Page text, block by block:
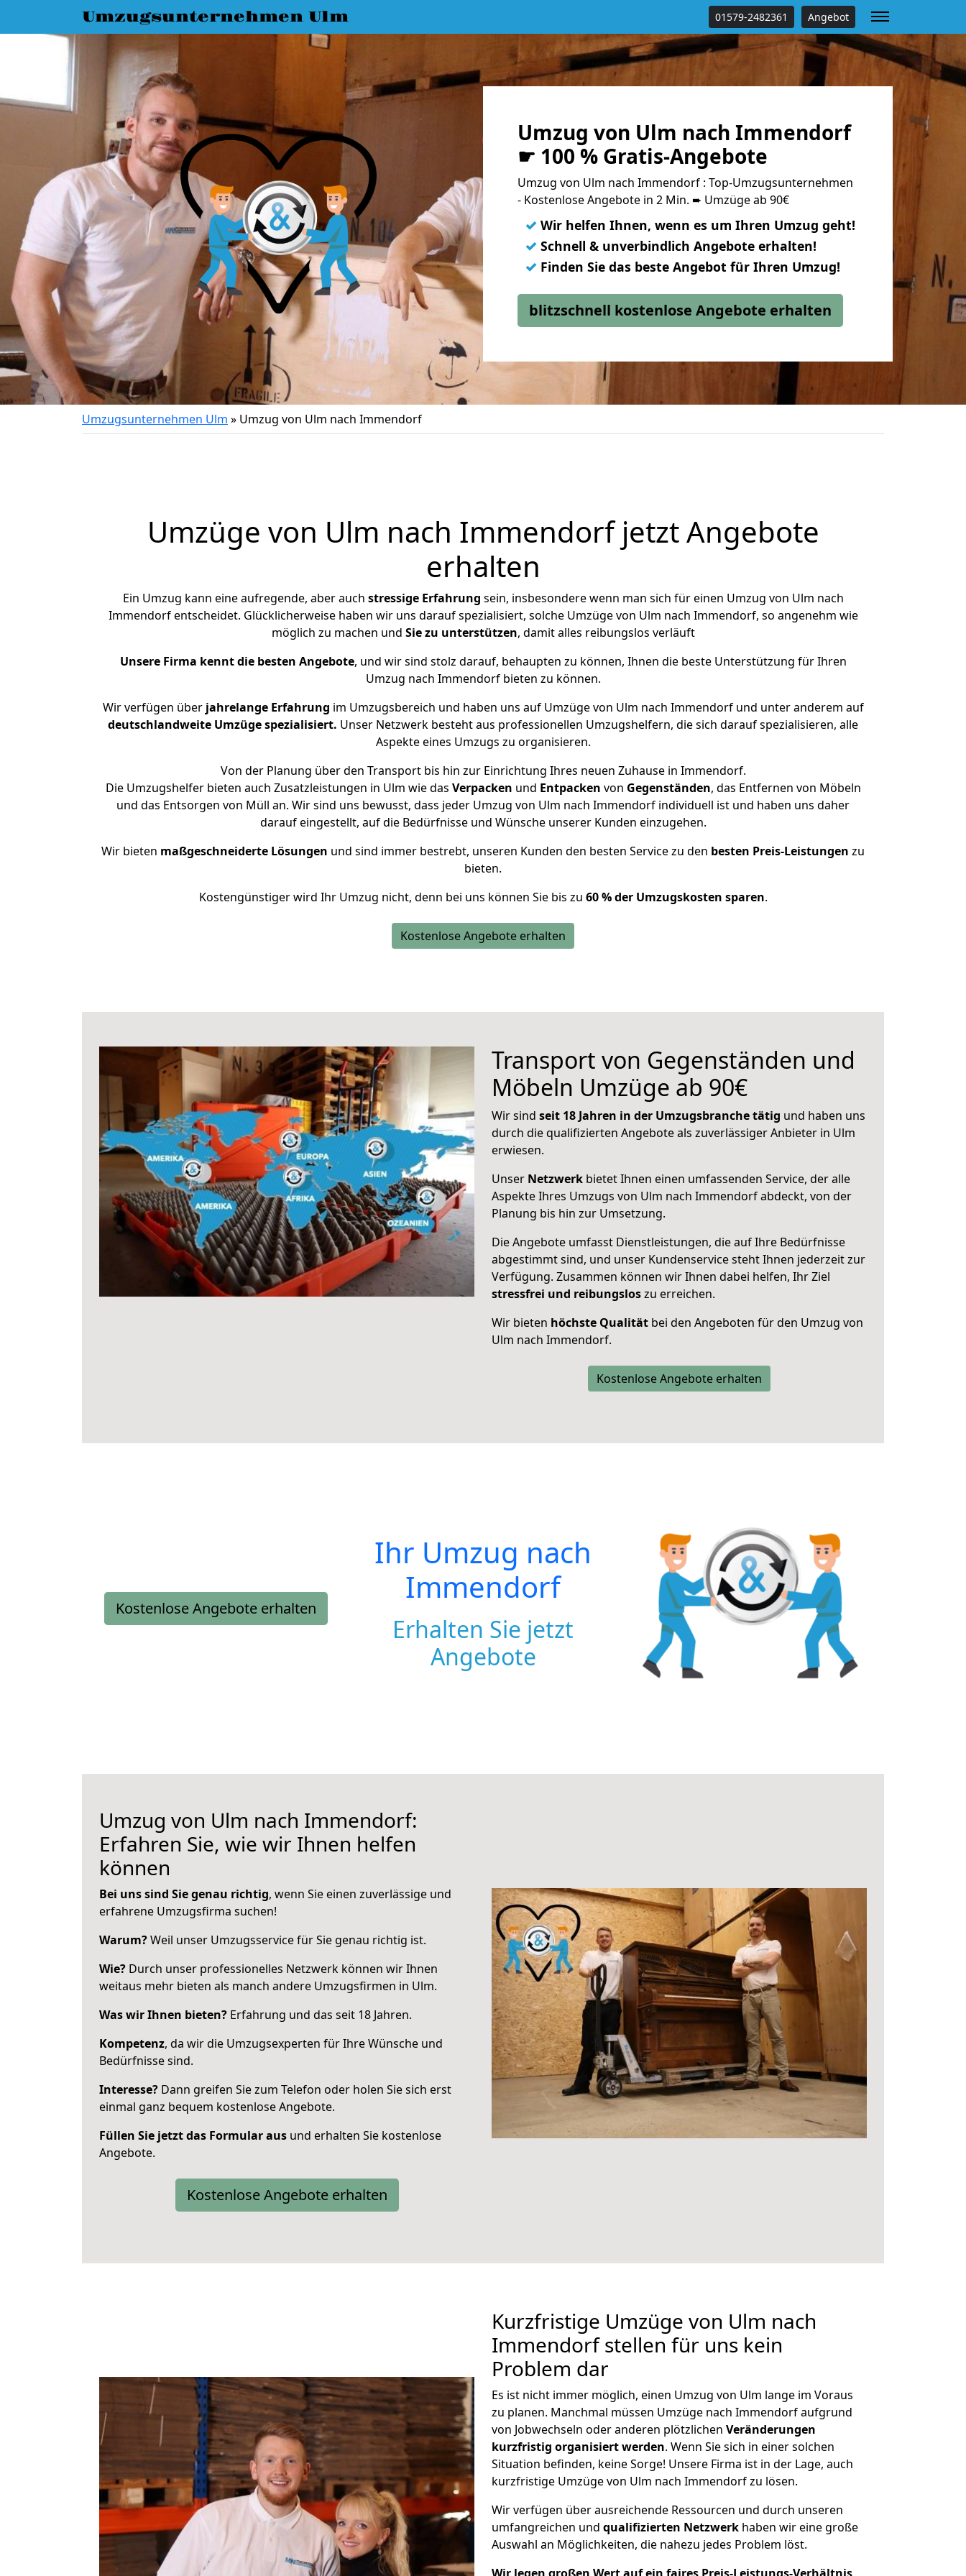
Umzugsunternehmen Ulm 01579-2482361 Angebot
Umzug von Ulm nach Immendorf
☛ 100 % Gratis-Angebote
Umzug von Ulm nach Immendorf : Top-Umzugsunternehmen
- Kostenlose Angebote in 2 Min. ➨ Umzüge ab 90€
✓ Wir helfen Ihnen, wenn es um Ihren Umzug geht!
✓ Schnell & unverbindlich Angebote erhalten!
✓ Finden Sie das beste Angebot für Ihren Umzug!
blitzschnell kostenlose Angebote erhalten
Umzugsunternehmen Ulm » Umzug von Ulm nach Immendorf
Umzüge von Ulm nach Immendorf jetzt Angebote
erhalten
Ein Umzug kann eine aufregende, aber auch stressige Erfahrung sein, insbesondere wenn man sich für einen Umzug von Ulm nach
Immendorf entscheidet. Glücklicherweise haben wir uns darauf spezialisiert, solche Umzüge von Ulm nach Immendorf, so angenehm wie
möglich zu machen und Sie zu unterstützen, damit alles reibungslos verläuft
Unsere Firma kennt die besten Angebote, und wir sind stolz darauf, behaupten zu können, Ihnen die beste Unterstützung für Ihren
Umzug nach Immendorf bieten zu können.
Wir verfügen überjahrelange Erfahrung im Umzugsbereich und haben uns auf Umzüge von Ulm nach Immendorf und unter anderem auf
deutschlandweite Umzüge spezialisiert. Unser Netzwerk besteht aus professionellen Umzugshelfern, die sich darauf spezialisieren, alle
Aspekte eines Umzugs zu organisieren.
Von der Planung über den Transport bis hin zur Einrichtung Ihres neuen Zuhause in Immendorf.
Die Umzugshelfer bieten auch Zusatzleistungen in Ulm wie das Verpacken und Entpacken von Gegenständen, das Entfernen von Möbeln
und das Entsorgen von Müll an. Wir sind uns bewusst, dass jeder Umzug von Ulm nach Immendorf individuell ist und haben uns daher
darauf eingestellt, auf die Bedürfnisse und Wünsche unserer Kunden einzugehen.
Wir bieten maßgeschneiderte Lösungen und sind immer bestrebt, unseren Kunden den besten Service zu den besten Preis-Leistungen zu
bieten.
Kostengünstiger wird Ihr Umzug nicht, denn bei uns können Sie bis zu 60 % der Umzugskosten sparen.
Kostenlose Angebote erhalten
Transport von Gegenständen und
Möbeln Umzüge ab 90€
Wir sind seit 18 Jahren in der Umzugsbranche tätig und haben uns
durch die qualifizierten Angebote als zuverlässiger Anbieter in Ulm
erwiesen.
Unser Netzwerk bietet Ihnen einen umfassenden Service, der alle
Aspekte Ihres Umzugs von Ulm nach Immendorf abdeckt, von der
Planung bis hin zur Umsetzung.
Die Angebote umfasst Dienstleistungen, die auf Ihre Bedürfnisse
abgestimmt sind, und unser Kundenservice steht Ihnen jederzeit zur
Verfügung. Zusammen können wir Ihnen dabei helfen, Ihr Ziel
stressfrei und reibungsloszu erreichen.
Wir bieten höchste Qualität bei den Angeboten für den Umzug von
Ulm nach Immendorf.
Kostenlose Angebote erhalten
Kostenlose Angebote erhalten
Ihr Umzug nach
Immendorf
Erhalten Sie jetzt
Angebote
Umzug von Ulm nach Immendorf:
Erfahren Sie, wie wir Ihnen helfen
können
Bei uns sind Sie genau richtig, wenn Sie einen zuverlässige und
erfahrene Umzugsfirma suchen!
Warum?Weil unser Umzugsservice für Sie genau richtig ist.
Wie? Durch unser professionelles Netzwerk können wir Ihnen
weitaus mehr bieten als manch andere Umzugsfirmen in Ulm.
Was wir Ihnen bieten? Erfahrung und das seit 18 Jahren.
Kompetenz, da wir die Umzugsexperten für Ihre Wünsche und
Bedürfnisse sind.
Interesse? Dann greifen Sie zum Telefon oder holen Sie sich erst
einmal ganz bequem kostenlose Angebote.
Füllen Sie jetzt das Formular aus und erhalten Sie kostenlose
Angebote.
Kostenlose Angebote erhalten
Kurzfristige Umzüge von Ulm nach
Immendorf stellen für uns kein
Problem dar
Es ist nicht immer möglich, einen Umzug von Ulm lange im Voraus
zu planen. Manchmal müssen Umzüge nach Immendorf aufgrund
von Jobwechseln oder anderen plötzlichen Veränderungen
kurzfristig organisiert werden. Wenn Sie sich in einer solchen
Situation befinden, keine Sorge! Unsere Firma ist in der Lage, auch
kurzfristige Umzüge von Ulm nach Immendorf zu lösen.
Wir verfügen über ausreichende Ressourcen und durch unseren
umfangreichen und qualifizierten Netzwerk haben wir eine große
Auswahl an Möglichkeiten, die nahezu jedes Problem löst.